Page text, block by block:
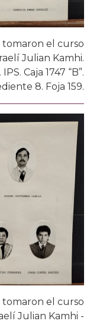
tomaron el curso
Julian Kamhi.
Caja 1747 “B”.
8. Foja 159.
tomaron el curso
Julian Kamhi -